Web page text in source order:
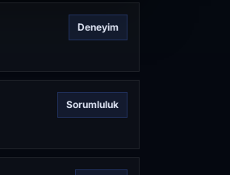
Deneyim
Sorumluluk